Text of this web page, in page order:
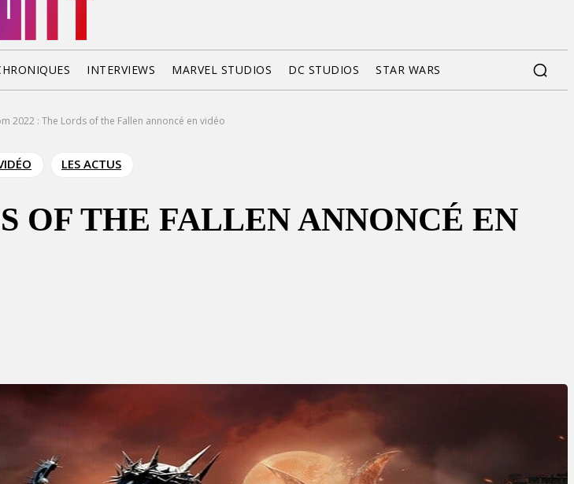
INTERVIEWS MARVEL STUDIOS DC STUDIOS STAR WARS
2022 : The Lords of the Fallen annoncé en vidéo
LES ACTUS
OF THE FALLEN ANNONCÉ EN